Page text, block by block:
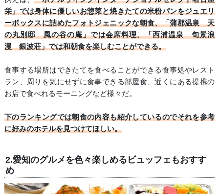
栄」では身体に優しいお惣菜と焼きたての米粉パンをジュエリ
ーボックスに詰めたフォトジェニックな朝食、「蒲郡温泉 天
の丸別邸 風の谷の庵」では会席料理、「西浦温泉 旬景浪
漫 銀波荘」では和朝食を楽しむことができる。
食事する場所はできたてを食べることができる食事処やレスト
ラン、周りを気にせずに食事できる部屋食、近くにある提携の
お店で食べれるモーニングなど様々だ。
下のランキングでは朝食の内容も紹介しているのでそれを参考
に好みのホテルを見つけてほしい。
2.愛知のグルメを色々楽しめるビュッフェもおすす
め